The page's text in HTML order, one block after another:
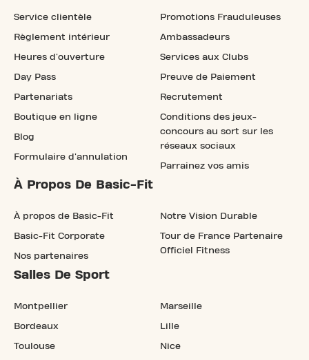
Service clientèle
Règlement intérieur
Heures d'ouverture
Day Pass
Partenariats
Boutique en ligne
Blog
Formulaire d'annulation
Promotions Frauduleuses
Ambassadeurs
Services aux Clubs
Preuve de Paiement
Recrutement
Conditions des jeux-
concours au sort sur les
réseaux sociaux
Parrainez vos amis
À Propos De Basic-Fit
À propos de Basic-Fit
Basic-Fit Corporate
Nos partenaires
Notre Vision Durable
Tour de France Partenaire
Officiel Fitness
Salles De Sport
Montpellier
Bordeaux
Toulouse
Marseille
Lille
Nice